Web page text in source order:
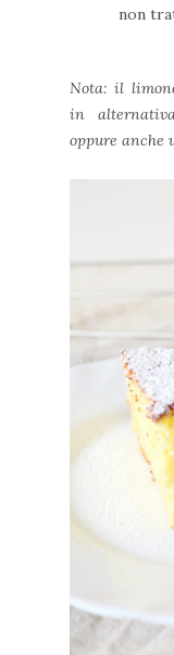
non
Nota: il
in
oppure anche